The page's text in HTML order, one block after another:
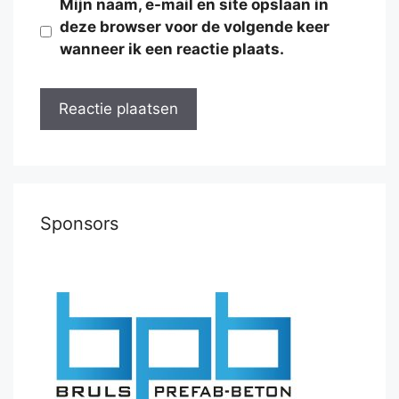
Mijn naam, e-mail en site opslaan in
deze browser voor de volgende keer
wanneer ik een reactie plaats.
Sponsors